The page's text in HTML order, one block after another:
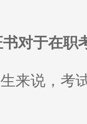
于在职
说，考试